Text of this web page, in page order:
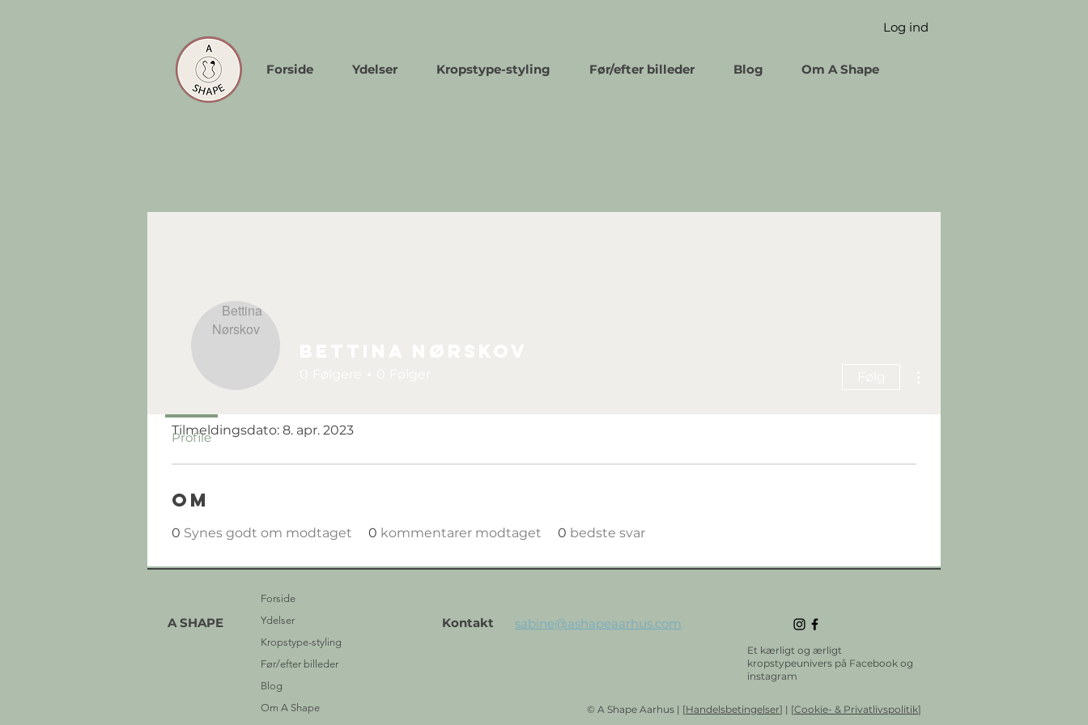
Log ind
Forside Ydelser Kropstype-styling Før/efter billeder Blog Om A Shape
Profil
Tilmeldingsdato: 8. apr. 2023
Om
0 Synes godt om modtaget 0 kommentarer modtaget 0 bedste svar
Profile
A SHAPE
Forside
Ydelser
Kropstype-styling
Før/efter billeder
Blog
Om A Shape
Kontakt sabine@ashapeaarhus.com
Et kærligt og ærligt
kropstypeunivers på Facebook og
instagram
© A Shape Aarhus | [Handelsbetingelser] | [Cookie- & Privatlivspolitik]